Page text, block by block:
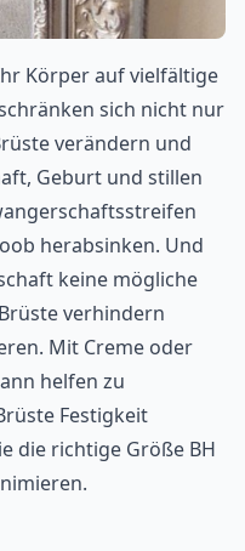
Körper auf vielfältige
sich nicht nur
verändern und
Geburt und stillen
herabsinken. Und
keine mögliche
verhindern
Mit Creme oder
helfen zu
Festigkeit
die richtige Größe BH